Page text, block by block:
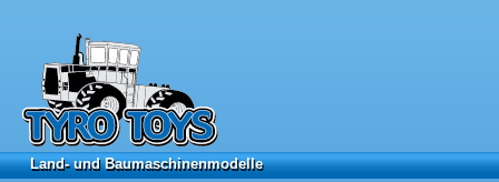
Land- und Baumaschinenmodelle
Land- und Baumaschinenmodelle